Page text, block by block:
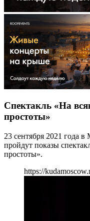
Спектакль «На
простоты»
23 сентября 2021 года
пройдут показы
простоты».
https://